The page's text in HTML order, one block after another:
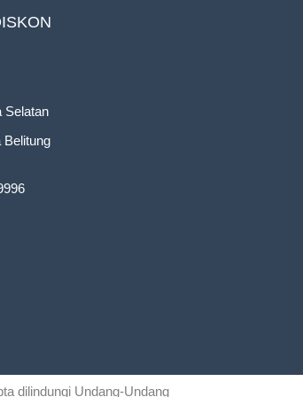
Selatan
Belitung
dilindungi Undang-Undang